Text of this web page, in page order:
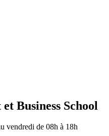
Business School
vendredi de 08h à 18h